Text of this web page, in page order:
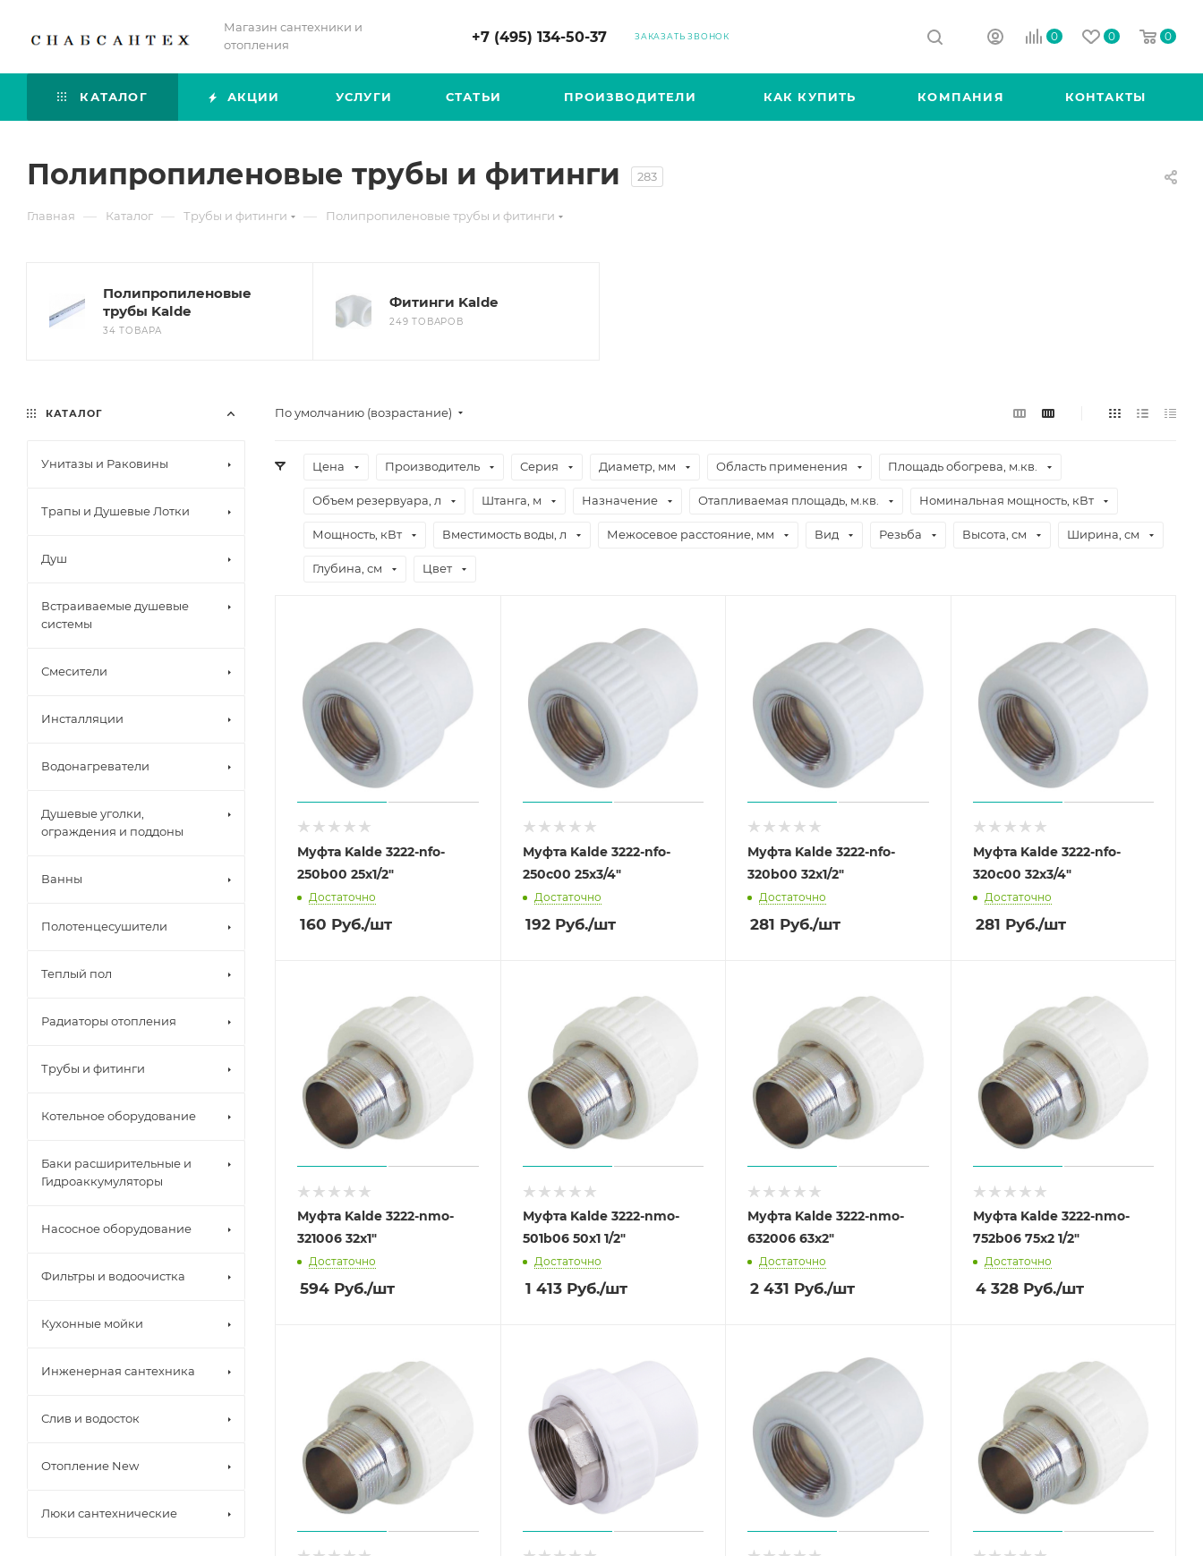
Магазин сантехники и
отопления
+7 (495) 134-50-37 ЗАКАЗАТЬ ЗВОНОК 0 0 0
КАТАЛОГ АКЦИИ УСЛУГИ СТАТЬИ ПРОИЗВОДИТЕЛИ КАК КУПИТЬ КОМПАНИЯ КОНТАКТЫ
Полипропиленовые трубы и фитинги 283
Главная — Каталог — Трубы и фитинги — Полипропиленовые трубы и фитинги
Полипропиленовые
трубы Kalde
34 ТОВАРА
Фитинги Kalde
249 ТОВАРОВ
По умолчанию (возрастание)
Цена Производитель Серия Диаметр, мм Область применения Площадь обогрева, м.кв.
Объем резервуара, л Штанга, м Назначение Отапливаемая площадь, м.кв. Номинальная мощность, кВт
Мощность, кВт Вместимость воды, л Межосевое расстояние, мм Вид Резьба Высота, см Ширина, см
Глубина, см Цвет
Муфта Kalde 3222-nfo-
250b00 25х1/2"
Достаточно
160 Руб./шт
Муфта Kalde 3222-nfo-
250c00 25х3/4"
Достаточно
192Руб./шт
Муфта Kalde 3222-nfo-
320b00 32х1/2"
Достаточно
281 Руб./шт
Муфта Kalde 3222-nfo-
320c00 32х3/4"
Достаточно
281 Руб./шт
Муфта Kalde 3222-nmo-
321006 32х1"
Достаточно
594 Руб./шт
Муфта Kalde 3222-nmo-
501b06 50х1 1/2"
Достаточно
1 413Руб./шт
Муфта Kalde 3222-nmo-
632006 63х2"
Достаточно
2 431 Руб./шт
Муфта Kalde 3222-nmo-
752b06 75х2 1/2"
Достаточно
4 328Руб./шт
КАТАЛОГ
Унитазы и Раковины
Трапы и Душевые Лотки
Душ
Встраиваемые душевые
системы
Смесители
Инсталляции
Водонагреватели
Душевые уголки,
ограждения и поддоны
Ванны
Полотенцесушители
Теплый пол
Радиаторы отопления
Трубы и фитинги
Котельное оборудование
Баки расширительные и
Гидроаккумуляторы
Насосное оборудование
Фильтры и водоочистка
Кухонные мойки
Инженерная сантехника
Слив и водосток
Отопление New
Люки сантехнические